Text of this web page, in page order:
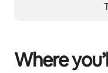
Where